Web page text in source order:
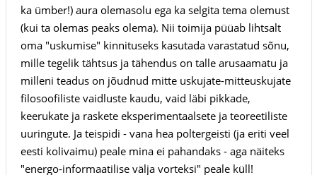
ka ümber!) aura olemasolu ega ka selgita tema olemust
(kui ta olemas peaks olema). Nii toimija püüab lihtsalt
oma "uskumise" kinnituseks kasutada varastatud sõnu,
mille tegelik tähtsus ja tähendus on talle arusaamatu ja
milleni teadus on jõudnud mitte uskujate-mitteuskujate
filosoofiliste vaidluste kaudu, vaid läbi pikkade,
keerukate ja raskete eksperimentaalsete ja teoreetiliste
uuringute. Ja teispidi - vana hea poltergeisti (ja eriti veel
eesti kolivaimu) peale mina ei pahandaks - aga näiteks
"energo-informaatilise välja vorteksi" peale küll!